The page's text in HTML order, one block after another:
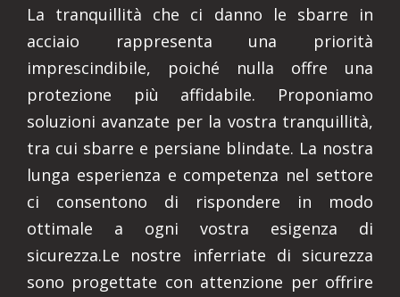
La tranquillità che ci danno le sbarre in
acciaio rappresenta una priorità
imprescindibile, poiché nulla offre una
protezione più affidabile. Proponiamo
soluzioni avanzate per la vostra tranquillità,
tra cui sbarre e persiane blindate. La nostra
lunga esperienza e competenza nel settore
ci consentono di rispondere in modo
ottimale a ogni vostra esigenza di
sicurezza.Le nostre inferriate di sicurezza
sono progettate con attenzione per offrire